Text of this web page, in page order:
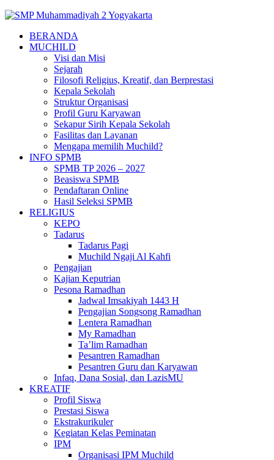
BERANDA
MUCHILD
Visi dan Misi
Sejarah
Filosofi Religius, Kreatif, dan Berprestasi
Kepala Sekolah
Struktur Organisasi
Profil Guru Karyawan
Sekapur Sirih Kepala Sekolah
Fasilitas dan Layanan
Mengapa memilih Muchild?
INFO SPMB
SPMB TP 2026 – 2027
Beasiswa SPMB
Pendaftaran Online
Hasil Seleksi SPMB
RELIGIUS
KEPO
Tadarus
Tadarus Pagi
Muchild Ngaji Al Kahfi
Pengajian
Kajian Keputrian
Pesona Ramadhan
Jadwal Imsakiyah 1443 H
Pengajian Songsong Ramadhan
Lentera Ramadhan
My Ramadhan
Ta’lim Ramadhan
Pesantren Ramadhan
Pesantren Guru dan Karyawan
Infaq, Dana Sosial, dan LazisMU
KREATIF
Profil Siswa
Prestasi Siswa
Ekstrakurikuler
Kegiatan Kelas Peminatan
IPM
Organisasi IPM Muchild